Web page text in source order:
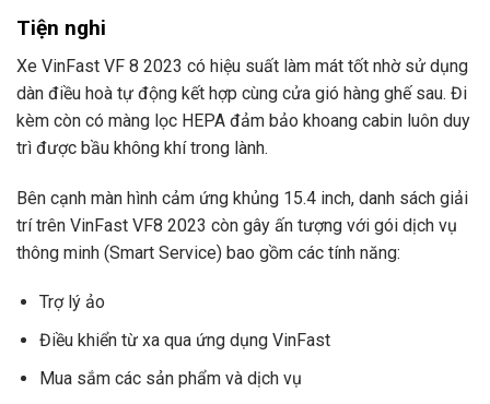
Tiện nghi
Xe VinFast VF 8 2023 có hiệu suất làm mát tốt nhờ sử dụng
dàn điều hoà tự động kết hợp cùng cửa gió hàng ghế sau. Đi
kèm còn có màng lọc HEPA đảm bảo khoang cabin luôn duy
trì được bầu không khí trong lành.
Bên cạnh màn hình cảm ứng khủng 15.4 inch, danh sách giải
trí trên VinFast VF8 2023 còn gây ấn tượng với gói dịch vụ
thông minh (Smart Service) bao gồm các tính năng:
Trợ lý ảo
Điều khiển từ xa qua ứng dụng VinFast
Mua sắm các sản phẩm và dịch vụ